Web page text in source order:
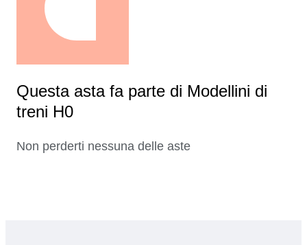
Questa asta fa parte di Modellini di
treni H0
Non perderti nessuna delle aste